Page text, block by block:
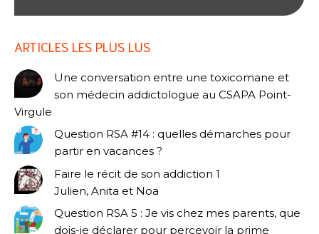
ARTICLES LES PLUS LUS
Une conversation entre une toxicomane et
son médecin addictologue au CSAPA Point-
Virgule
Question RSA #14 : quelles démarches pour
partir en vacances ?
Faire le récit de son addiction 1
Julien, Anita et Noa
Question RSA 5 : Je vis chez mes parents, que
dois-je déclarer pour percevoir la prime